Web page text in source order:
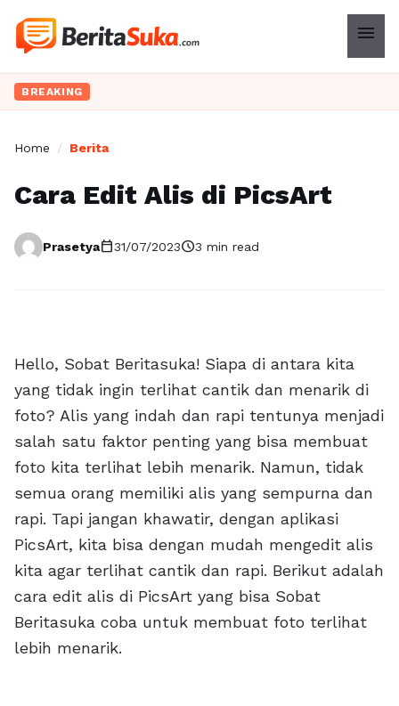
menu
BREAKING
Home / Berita
Cara Edit Alis di PicsArt
Prasetyacalendar_today31/07/2023schedule3 min read
Hello, Sobat Beritasuka! Siapa di antara kita
yang tidak ingin terlihat cantik dan menarik di
foto? Alis yang indah dan rapi tentunya menjadi
salah satu faktor penting yang bisa membuat
foto kita terlihat lebih menarik. Namun, tidak
semua orang memiliki alis yang sempurna dan
rapi. Tapi jangan khawatir, dengan aplikasi
PicsArt, kita bisa dengan mudah mengedit alis
kita agar terlihat cantik dan rapi. Berikut adalah
cara edit alis di PicsArt yang bisa Sobat
Beritasuka coba untuk membuat foto terlihat
lebih menarik.